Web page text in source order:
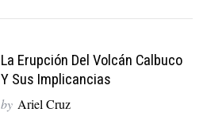
La Erupción Del Volcán Calbuco
Y Sus Implicancias
by Ariel Cruz